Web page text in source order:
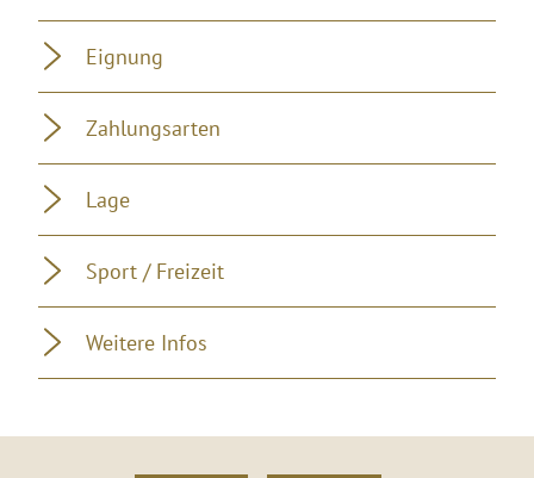
Eignung
Zahlungsarten
Lage
Sport / Freizeit
Weitere Infos